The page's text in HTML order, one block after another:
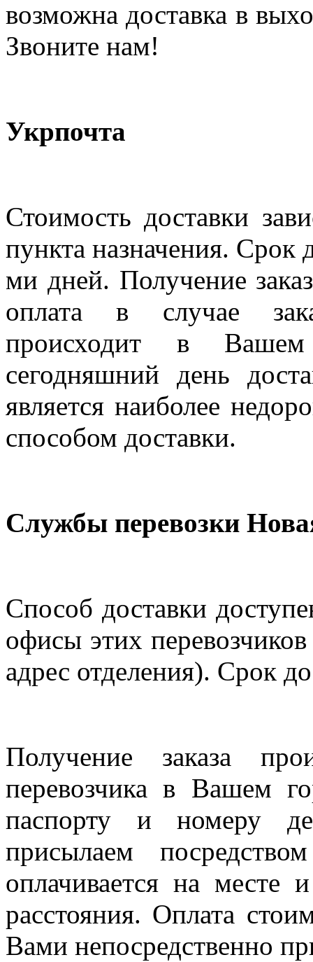
возможна доставка в
Звоните нам!
Укрпочта
Стоимость доставки
пункта назначения. Срок
ми дней. Получение
оплата в случае
происходит в
сегодняшний день
является наиболее
способом доставки.
Службы перевозки
Способ доставки
офисы этих
адрес отделения). Срок
Получение заказа
перевозчика в Вашем
паспорту и номеру
присылаем
оплачивается на месте
расстояния. Оплата
Вами непосредственно